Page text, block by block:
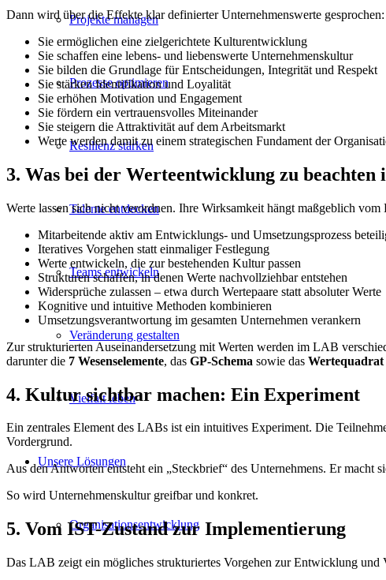
Projekte managen
Prozesse optimieren
Resilienz stärken
Talente entdecken
Teams entwickeln
Veränderung gestalten
Vielfalt leben
Unsere Lösungen
Organisationsentwicklung
Dann wird über die Effekte klar definierter Unternehmenswerte
Sie ermöglichen eine zielgerichtete Kulturentwicklung
Sie schaffen eine lebens- und liebenswerte Unternehmenskultur
Sie bilden die Grundlage für Entscheidungen, Integrität und Respekt
Sie stärken Identifikation und Loyalität
Sie erhöhen Motivation und Engagement
Sie fördern ein vertrauensvolles Miteinander
Sie steigern die Attraktivität auf dem Arbeitsmarkt
Werte werden damit zu einem strategischen Fundament der
3. Was bei der Werteentwicklung zu beachten
Werte lassen sich nicht verordnen. Ihre Wirksamkeit hängt maßgeblich
Mitarbeitende aktiv am Entwicklungs- und Umsetzungsprozess
Iteratives Vorgehen statt einmaliger Festlegung
Werte entwickeln, die zur bestehenden Kultur passen
Strukturen schaffen, in denen Werte nachvollziehbar entstehen
Widersprüche zulassen – etwa durch Wertepaare statt absoluter Werte
Kognitive und intuitive Methoden kombinieren
Umsetzungsverantwortung im gesamten Unternehmen verankern
Zur strukturierten Auseinandersetzung mit Werten werden im LAB
darunter die 7 Wesenselemente, das GP-Schema sowie das Wertequadrat
4. Kultur sichtbar machen: Ein Experiment
Ein zentrales Element des LABs ist ein intuitives Experiment. Die
Vordergrund.
Aus den Antworten entsteht ein „Steckbrief“ des Unternehmens. Er
So wird Unternehmenskultur greifbar und konkret.
5. Vom IST-Zustand zur Implementierung
Das LAB zeigt ein mögliches strukturiertes Vorgehen zur Entwicklung und